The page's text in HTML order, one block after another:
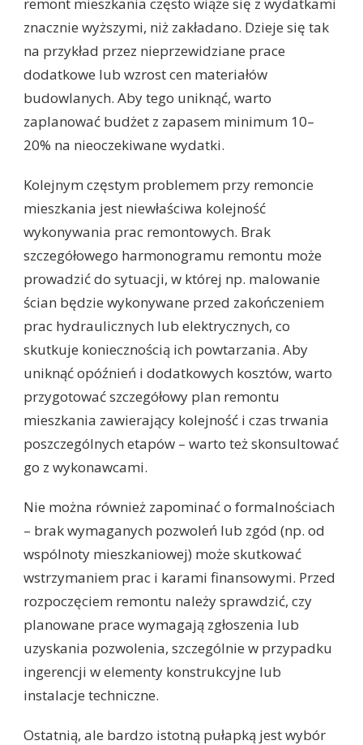
znacznie wyższymi, niż zakładano. Dzieje się tak
na przykład przez nieprzewidziane prace
dodatkowe lub wzrost cen materiałów
budowlanych. Aby tego uniknąć, warto
zaplanować budżet z zapasem minimum 10–
20% na nieoczekiwane wydatki.
Kolejnym częstym problemem przy remoncie
mieszkania jest niewłaściwa kolejność
wykonywania prac remontowych. Brak
szczegółowego harmonogramu remontu może
prowadzić do sytuacji, w której np. malowanie
ścian będzie wykonywane przed zakończeniem
prac hydraulicznych lub elektrycznych, co
skutkuje koniecznością ich powtarzania. Aby
uniknąć opóźnień i dodatkowych kosztów, warto
przygotować szczegółowy plan remontu
mieszkania zawierający kolejność i czas trwania
poszczególnych etapów – warto też skonsultować
go z wykonawcami.
Nie można również zapominać o formalnościach
– brak wymaganych pozwoleń lub zgód (np. od
wspólnoty mieszkaniowej) może skutkować
wstrzymaniem prac i karami finansowymi. Przed
rozpoczęciem remontu należy sprawdzić, czy
planowane prace wymagają zgłoszenia lub
uzyskania pozwolenia, szczególnie w przypadku
ingerencji w elementy konstrukcyjne lub
instalacje techniczne.
Ostatnią, ale bardzo istotną pułapką jest wybór